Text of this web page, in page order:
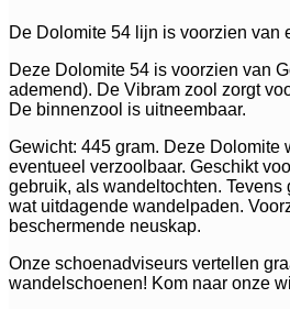
De Dolomite 54 lijn is voorzien van
Deze Dolomite 54 is voorzien van
ademend). De Vibram zool zorgt
De binnenzool is uitneembaar.
Gewicht: 445 gram. Deze Dolomite
eventueel verzoolbaar. Geschikt
gebruik, als wandeltochten. Tevens
wat uitdagende wandelpaden.
beschermende neuskap.
Onze schoenadviseurs vertellen
wandelschoenen! Kom naar onze